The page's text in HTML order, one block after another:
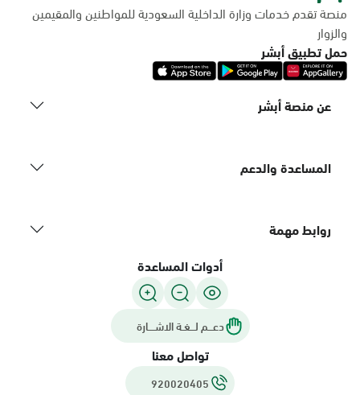
منصة تقدم خدمات وزارة الداخلية السعودية للمواطنين والمقيمين
والزوار
حمل تطبيق أبشر
عن منصة أبشر
المساعدة والدعم
روابط مهمة
أدوات المساعدة
دعـــم لـــغـة الاشــــارة
تواصل معنا
920020405